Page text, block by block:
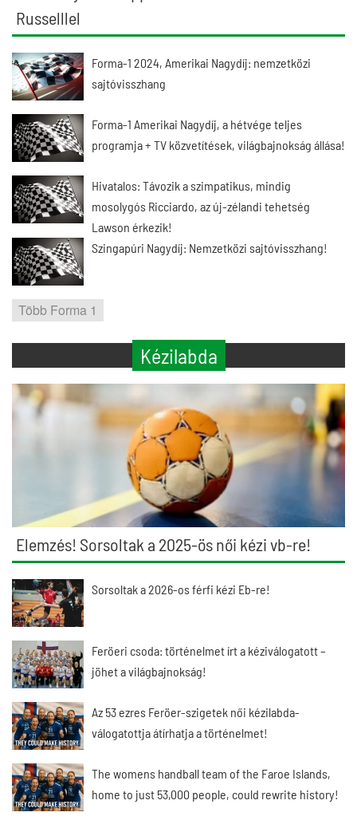
Russelllel
Forma-1 2024, Amerikai Nagydíj: nemzetközi
sajtóvisszhang
Forma-1 Amerikai Nagydíj, a hétvége teljes
programja + TV közvetítések, világbajnokság állása!
Hivatalos: Távozik a szimpatikus, mindig
mosolygós Ricciardo, az új-zélandi tehetség
Lawson érkezik!
Szingapúri Nagydíj: Nemzetközi sajtóvisszhang!
Több Forma 1
Kézilabda
Elemzés! Sorsoltak a 2025-ös női kézi vb-re!
Sorsoltak a 2026-os férfi kézi Eb-re!
Feröeri csoda: történelmet írt a kéziválogatott –
jöhet a világbajnokság!
Az 53 ezres Feröer-szigetek női kézilabda-
válogatottja átírhatja a történelmet!
The womens handball team of the Faroe Islands,
home to just 53,000 people, could rewrite history!